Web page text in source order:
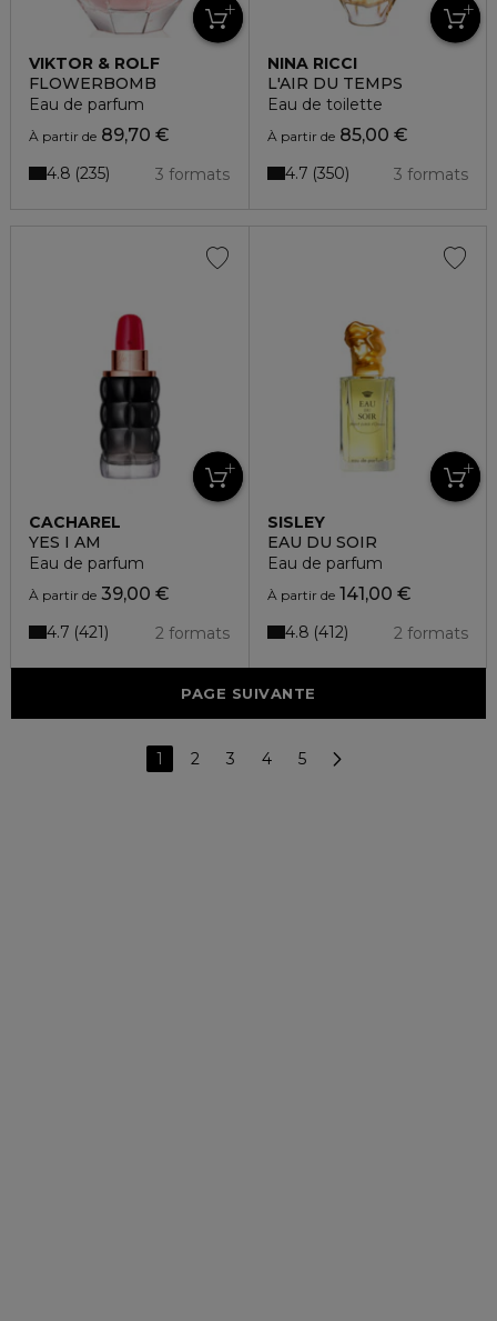
VIKTOR & ROLF
FLOWERBOMB
Eau de parfum
À partir de 89,70 €
3 formats
4.8 235
NINA RICCI
L'AIR DU TEMPS
Eau de toilette
À partir de85,00 €
3 formats
4.7 350
CACHAREL
YES I AM
Eau de parfum
À partir de 39,00 €
2 formats
4.7 421
SISLEY
EAU DU SOIR
Eau de parfum
À partir de141,00 €
2 formats
4.8 412
PAGE SUIVANTE
1 2 3 4 5